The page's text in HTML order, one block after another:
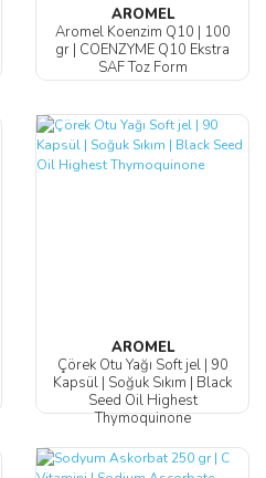
AROMEL
Aromel Koenzim Q10 | 100
gr | ‎COENZYME Q10 Ekstra
SAF Toz Form
AROMEL
Çörek Otu Yağı Soft jel | 90
Kapsül | Soğuk Sıkım | Black
Seed Oil Highest
Thymoquinone